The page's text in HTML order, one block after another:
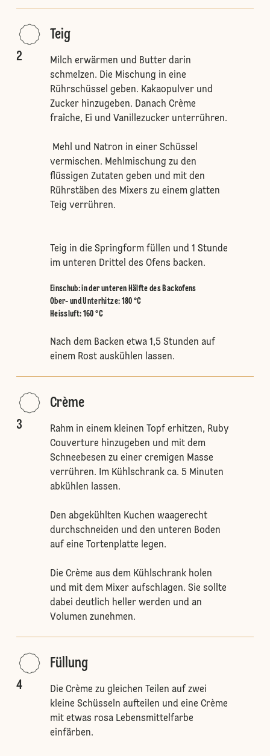
2
Teig
Milch erwärmen und Butter darin
schmelzen. Die Mischung in eine
Rührschüssel geben. Kakaopulver und
Zucker hinzugeben. Danach Crème
fraîche, Ei und Vanillezucker unterrühren.
Mehl und Natron in einer Schüssel
vermischen. Mehlmischung zu den
flüssigen Zutaten geben und mit den
Rührstäben des Mixers zu einem glatten
Teig verrühren.
Teig in die Springform füllen und 1 Stunde
im unteren Drittel des Ofens backen.
Einschub:in der unteren Hälfte des Backofens
Ober- und Unterhitze: 180 °C
Heissluft: 160 °C
Nach dem Backen etwa 1,5 Stunden auf
einem Rost auskühlen lassen.
3
Crème
Rahm in einem kleinen Topf erhitzen, Ruby
Couverture hinzugeben und mit dem
Schneebesen zu einer cremigen Masse
verrühren. Im Kühlschrank ca. 5 Minuten
abkühlen lassen.
Den abgekühlten Kuchen waagerecht
durchschneiden und den unteren Boden
auf eine Tortenplatte legen.
Die Crème aus dem Kühlschrank holen
und mit dem Mixer aufschlagen. Sie sollte
dabei deutlich heller werden und an
Volumen zunehmen.
4
Füllung
Die Crème zu gleichen Teilen auf zwei
kleine Schüsseln aufteilen und eine Crème
mit etwas rosa Lebensmittelfarbe
einfärben.